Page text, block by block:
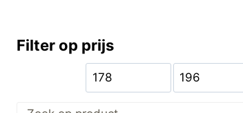
Filter op prijs